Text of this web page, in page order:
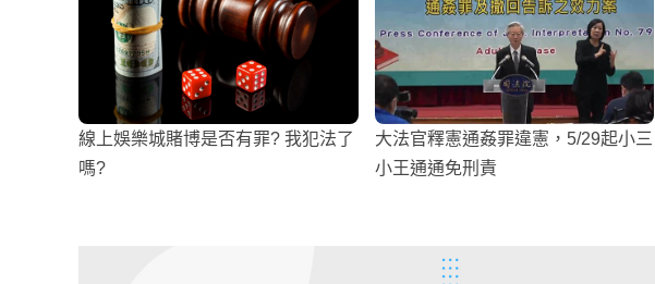
線上娛樂城賭博是否有罪? 我犯法了
嗎?
大法官釋憲通姦罪違憲，5/29起小三
小王通通免刑責